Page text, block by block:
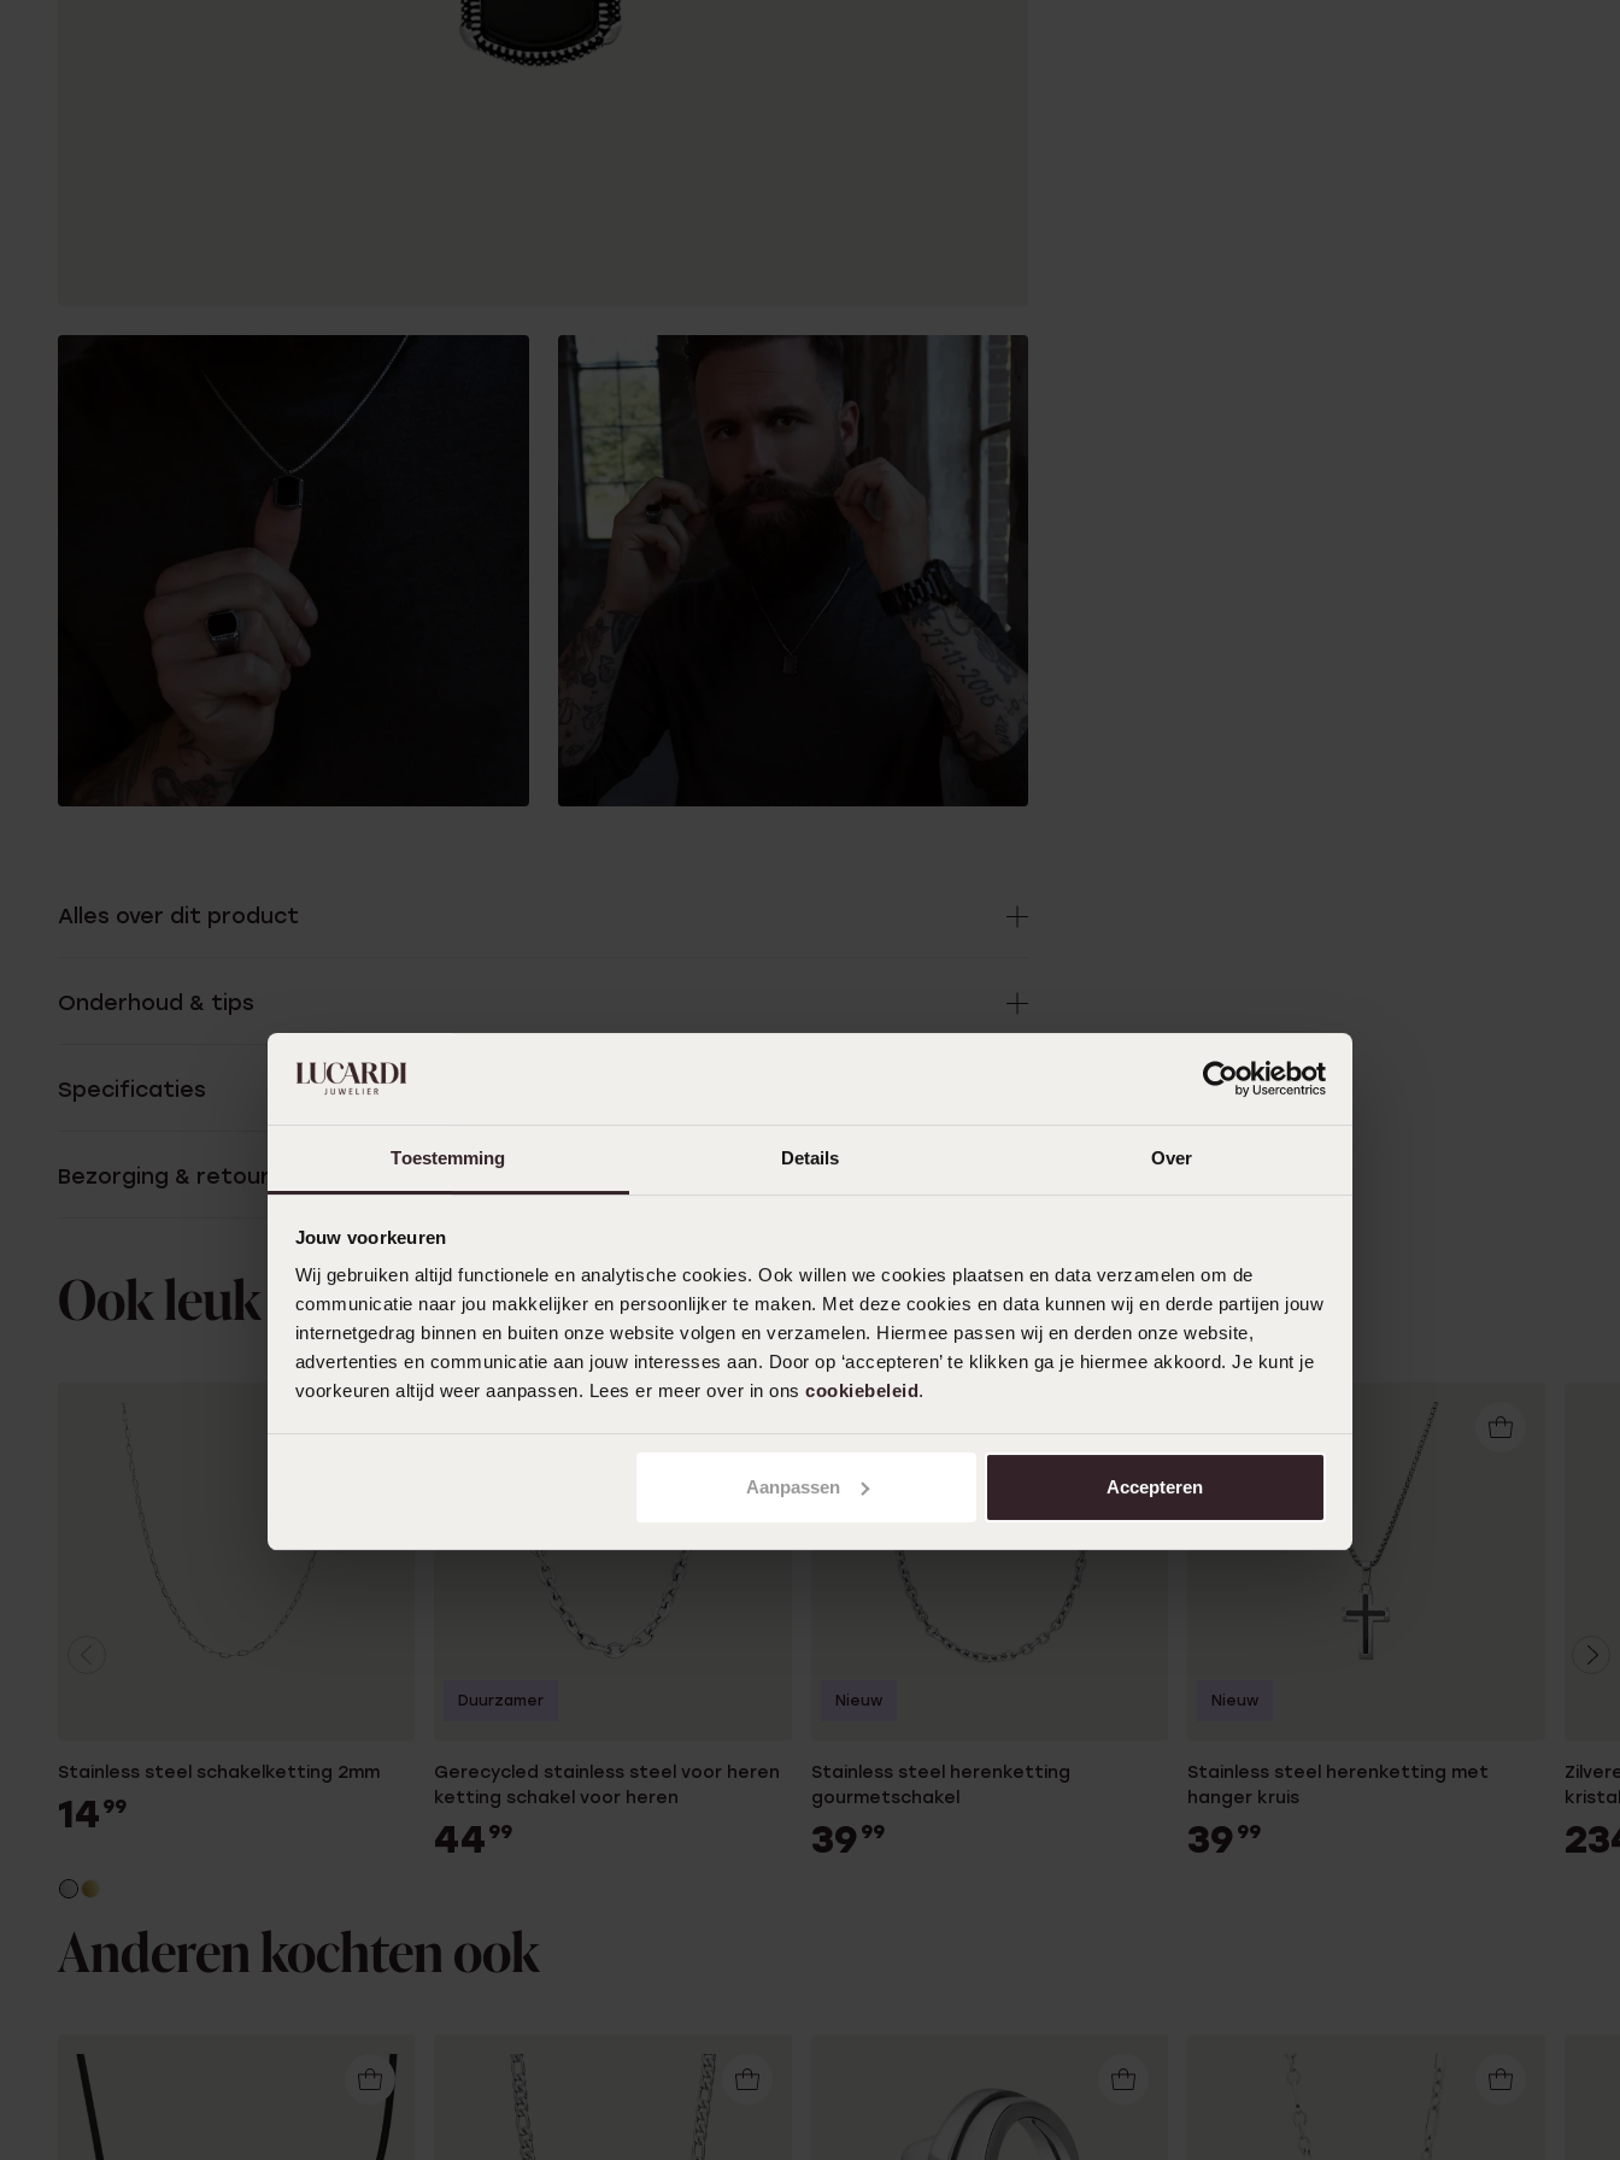
Toestemming Details Over
Jouw voorkeuren
Wij gebruiken altijd functionele en analytische cookies. Ook willen we cookies plaatsen en data verzamelen om de
communicatie naar jou makkelijker en persoonlijker te maken. Met deze cookies en data kunnen wij en derde partijen jouw
internetgedrag binnen en buiten onze website volgen en verzamelen. Hiermee passen wij en derden onze website,
advertenties en communicatie aan jouw interesses aan. Door op ‘accepteren’ te klikken ga je hiermee akkoord. Je kunt je
voorkeuren altijd weer aanpassen. Lees er meer over in ons cookiebeleid.
Aanpassen Accepteren
Alles over dit product
Onderhoud & tips
Specificaties
Bezorging & retourneren
Ook leuk voor jou
Stainless steel schakelketting 2mm
14 99
Gerecycled stainless steel voor heren
ketting schakel voor heren
44 99
Duurzamer
Stainless steel herenketting
gourmetschakel
39 99
Nieuw
Stainless steel herenketting met
hanger kruis
39 99
Nieuw
Anderen kochten ook